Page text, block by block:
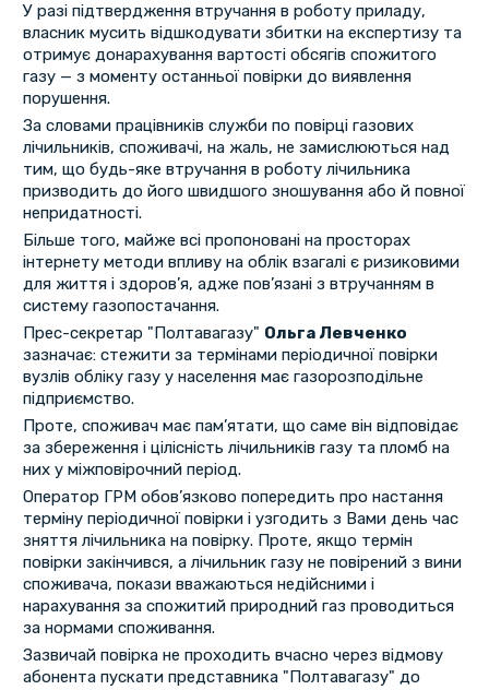
У разі підтвердження втручання в роботу приладу,
власник мусить відшкодувати збитки на експертизу та
отримує донарахування вартості обсягів спожитого
газу — з моменту останньої повірки до виявлення
порушення.
За словами працівників служби по повірці газових
лічильників, споживачі, на жаль, не замислюються над
тим, що будь-яке втручання в роботу лічильника
призводить до його швидшого зношування або й повної
непридатності.
Більше того, майже всі пропоновані на просторах
інтернету методи впливу на облік взагалі є ризиковими
для життя і здоров’я, адже пов’язані з втручанням в
систему газопостачання.
Прес-секретар "Полтавагазу" Ольга Левченко
зазначає: стежити за термінами періодичної повірки
вузлів обліку газу у населення має газорозподільне
підприємство.
Проте, споживач має пам’ятати, що саме він відповідає
за збереження і цілісність лічильників газу та пломб на
них у міжповірочний період.
Оператор ГРМ обов’язково попередить про настання
терміну періодичної повірки і узгодить з Вами день час
зняття лічильника на повірку. Проте, якщо термін
повірки закінчився, а лічильник газу не повірений з вини
споживача, покази вважаються недійсними і
нарахування за спожитий природний газ проводиться
за нормами споживання.
Зазвичай повірка не проходить вчасно через відмову
абонента пускати представника "Полтавагазу" до